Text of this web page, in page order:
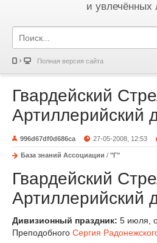
и увлечённых
Полная версия сайта
Гвардейский
Артиллерийский
996d67df0d686ca 27-05-2008, 12:53
База знаний Ассоциации / "Г"
Гвардейский
Артиллерийский
Дивизионный праздник: 5 июля,
Преподобного Сергия